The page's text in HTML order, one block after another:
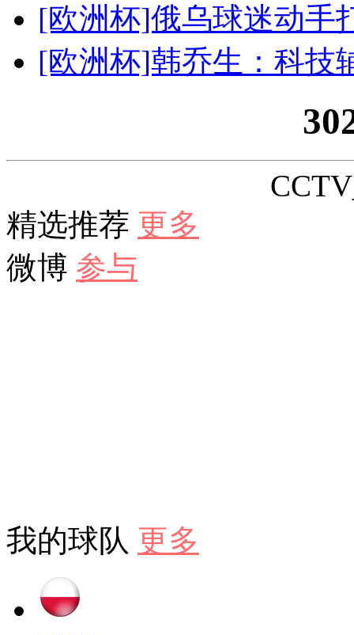
[欧洲杯]俄乌球迷动手
[欧洲杯]韩乔生：科技
精选推荐 更多
微博 参与
我的球队 更多